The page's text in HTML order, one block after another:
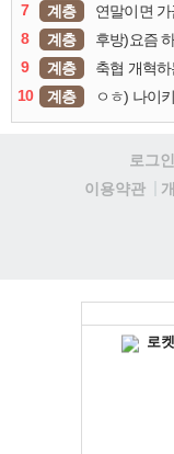
7
계층 연말이면
8
계층 후방)요즘
9
계층 축협 개혁
10
계층 ㅇㅎ) 나이
로그인
이용약관